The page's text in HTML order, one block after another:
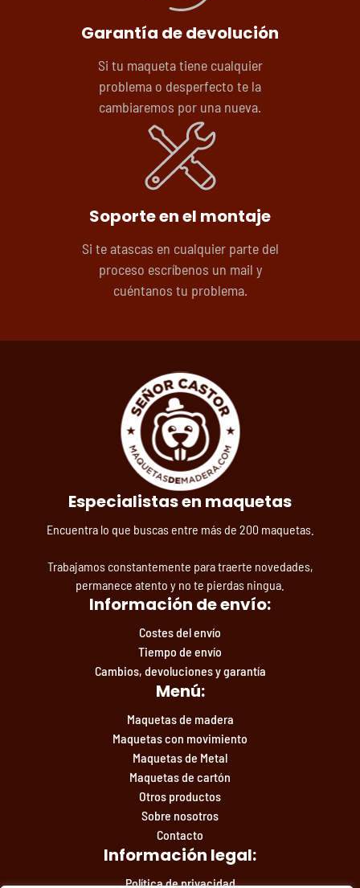
Garantía de devolución
Si tu maqueta tiene cualquier
problema o desperfecto te la
cambiaremos por una nueva.
Soporte en el montaje
Si te atascas en cualquier parte del
proceso escríbenos un mail y
cuéntanos tu problema.
Especialistas en maquetas
Encuentra lo que buscas entre más de 200 maquetas.
Trabajamos constantemente para traerte novedades,
permanece atento y no te pierdas ningua.
Información de envío:
Costes del envío
Tiempo de envío
Cambios, devoluciones y garantía
Menú:
Maquetas de madera
Maquetas con movimiento
Maquetas de Metal
Maquetas de cartón
Otros productos
Sobre nosotros
Contacto
Información legal:
Política de privacidad